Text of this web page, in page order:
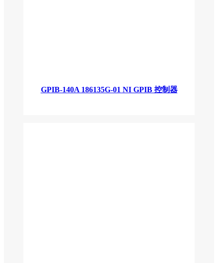
GPIB-140A 186135G-01 NI GPIB 控制器